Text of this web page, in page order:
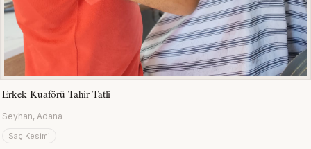
Erkek Kuaförü Tahir Tatli
Seyhan, Adana
Saç Kesimi